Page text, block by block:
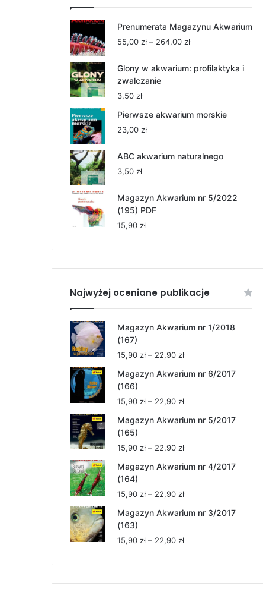
Prenumerata Magazynu Akwarium
55,00 zł – 264,00 złZakres
od
Glony w akwarium: profilaktyka i
zwalczanie
3,50 zł
Pierwsze akwarium morskie
23,00 zł
ABC akwarium naturalnego
3,50 zł
Magazyn Akwarium nr 5/2022
(195) PDF
15,90 zł
Najwyżej oceniane publikacje
Magazyn Akwarium nr 1/2018
(167)
15,90 zł – 22,90 złZakres
od
do
22,90 zł
Magazyn Akwarium nr 6/2017
(166)
15,90 zł – 22,90 złZakres
od
do
22,90 zł
Magazyn Akwarium nr 5/2017
(165)
15,90 zł – 22,90 złZakres
od
do
22,90 zł
Magazyn Akwarium nr 4/2017
(164)
15,90 zł – 22,90 złZakres
od
do
Magazyn Akwarium nr 3/2017
(163)
15,90 zł – 22,90 złZakres
od